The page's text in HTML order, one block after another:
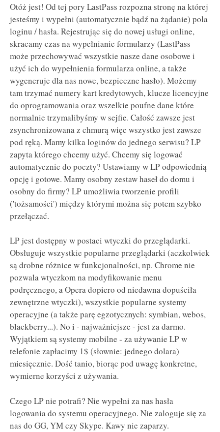
Otóż jest! Od tej pory LastPass rozpozna stronę na której
jesteśmy i wypełni (automatycznie bądź na żądanie) pola
loginu / hasła. Rejestrując się do nowej usługi online,
skracamy czas na wypełnianie formularzy (LastPass
może przechowywać wszystkie nasze dane osobowe i
użyć ich do wypełnienia formularza online, a także
wygeneruje dla nas nowe, bezpieczne hasło). Możemy
tam trzymać numery kart kredytowych, klucze licencyjne
do oprogramowania oraz wszelkie poufne dane które
normalnie trzymalibyśmy w sejfie. Całość zawsze jest
zsynchronizowana z chmurą więc wszystko jest zawsze
pod ręką. Mamy kilka loginów do jednego serwisu? LP
zapyta którego chcemy użyć. Chcemy się logować
automatycznie do poczty? Ustawiamy w LP odpowiednią
opcję i gotowe. Mamy osobny zestaw haseł do domu i
osobny do firmy? LP umożliwia tworzenie profili
('tożsamości') między którymi można się potem szybko
przełączać.
LP jest dostępny w postaci wtyczki do przeglądarki.
Obsługuje wszystkie popularne przeglądarki (aczkolwiek
są drobne różnice w funkcjonalności, np. Chrome nie
pozwala wtyczkom na modyfikowanie menu
podręcznego, a Opera dopiero od niedawna dopuściła
zewnętrzne wtyczki), wszystkie popularne systemy
operacyjne (a także parę egzotycznych: symbian, webos,
blackberry...). No i - najważniejsze - jest za darmo.
Wyjątkiem są systemy mobilne - za używanie LP w
telefonie zapłacimy 1$ (słownie: jednego dolara)
miesięcznie. Dość tanio, biorąc pod uwagę konkretne,
wymierne korzyści z używania.
Czego LP nie potrafi? Nie wypełni za nas hasła
logowania do systemu operacyjnego. Nie zaloguje się za
nas do GG, YM czy Skype. Kawy nie zaparzy.